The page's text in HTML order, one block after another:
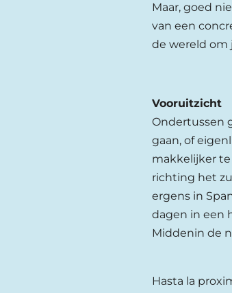
Maar, goed
van een
de wereld om
Vooruitzicht
Ondertussen
gaan, of
makkelijker
richting het
ergens in
dagen in een
Middenin de
Hasta la